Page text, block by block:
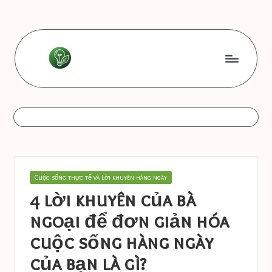
content
L
e
s
o
n
n
e
s
astuces
Posted
Cuộc sống thực tế và Lời khuyên hàng ngày
4 lời khuyên của bà
ngoại để đơn giản hóa
cuộc sống hàng ngày
của bạn là gì?